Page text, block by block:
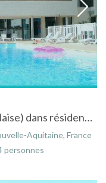
Appartement Moleits (Côte Landaise) dans résidence avec piscine intérieure et extérieure
Aquitaine, France
personnes